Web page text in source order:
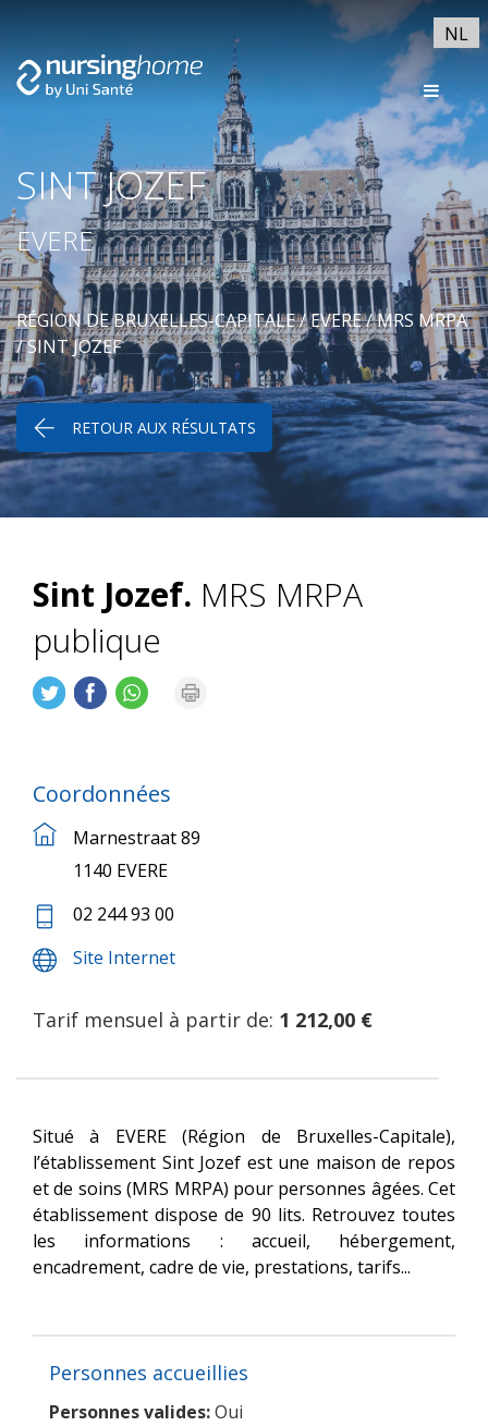
NL
SINT JOZEF
EVERE
RÉGION DE BRUXELLES-CAPITALE/EVERE/MRS MRPA
/ SINT JOZEF
RETOUR AUX RÉSULTATS
Sint Jozef. MRS MRPA
publique
Coordonnées
Marnestraat 89
1140 EVERE
02 244 93 00
Site Internet
Tarif mensuel à partir de: 1 212,00 €
Situé à EVERE (Région de Bruxelles-Capitale),
l’établissement Sint Jozef est une maison de repos
et de soins (MRS MRPA) pour personnes âgées. Cet
établissement dispose de 90 lits. Retrouvez toutes
les informations : accueil, hébergement,
encadrement, cadre de vie, prestations, tarifs...
Personnes accueillies
Personnes valides:Oui